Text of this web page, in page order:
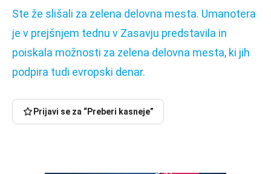
Ste že slišali za zelena delovna mesta. Umanotera
je v prejšnjem tednu v Zasavju predstavila in
poiskala možnosti za zelena delovna mesta, ki jih
podpira tudi evropski denar.
Prijavi se za “Preberi kasneje”